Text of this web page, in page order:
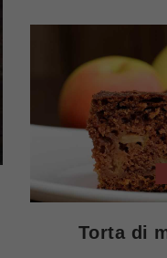
Torta di